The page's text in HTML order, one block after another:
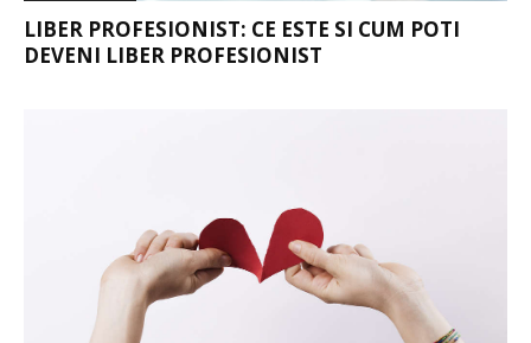
LIBER PROFESIONIST: CE ESTE SI CUM POTI
DEVENI LIBER PROFESIONIST